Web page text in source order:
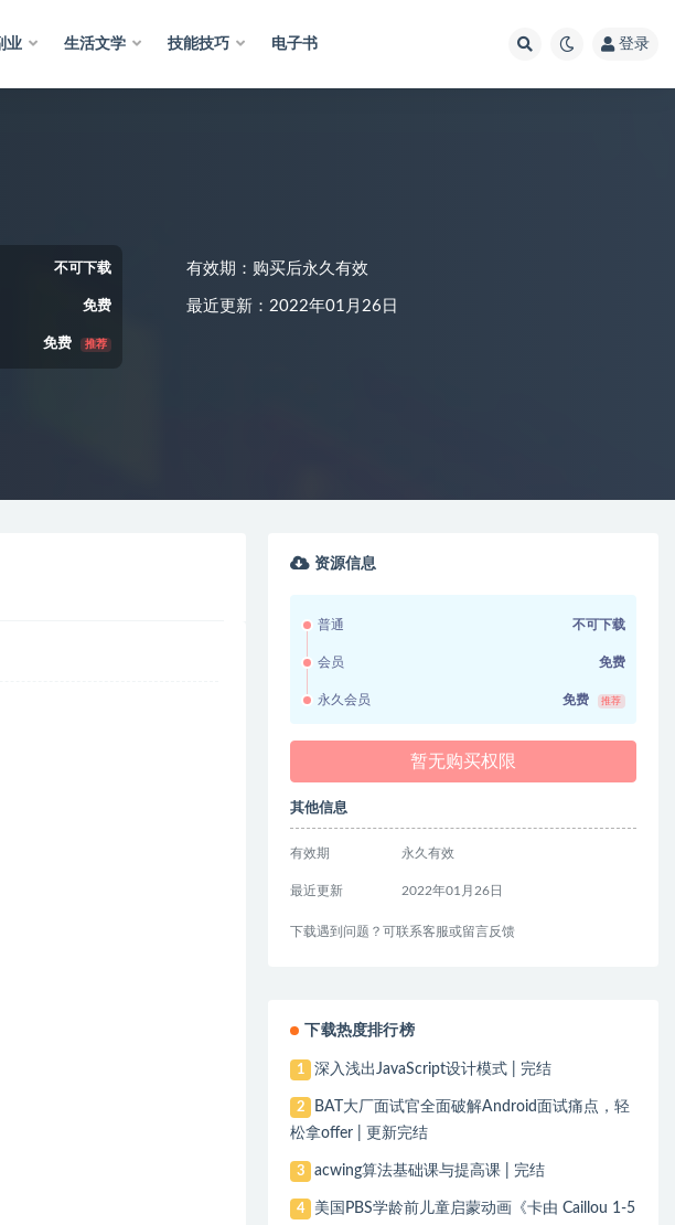
业 生活文学 技能技巧 电子书 登录
不可下载
免费
免费 推荐
有效期：购买后永久有效
最近更新：2022年01月26日
资源信息
普通 不可下载
会员 免费
永久会员 免费 推荐
暂无购买权限
其他信息
有效期 永久有效
最近更新 2022年01月26日
下载遇到问题？可联系客服或留言反馈
下载热度排行榜
1 深入浅出JavaScript设计模式 | 完结
2
BAT大厂面试官全面破解Android面试痛点，轻
松拿offer | 更新完结
3 acwing算法基础课与提高课 | 完结
4
美国PBS学龄前儿童启蒙动画《卡由 Caillou 1-5